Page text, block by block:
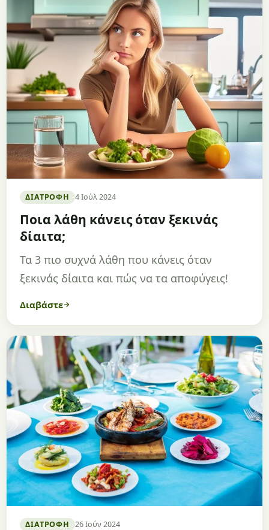
ΔΙΑΤΡΟΦΉ 4 Ιούλ 2024
Ποια λάθη κάνεις όταν ξεκινάς
δίαιτα;
Τα 3 πιο συχνά λάθη που κάνεις όταν
ξεκινάς δίαιτα και πώς να τα αποφύγεις!
Διαβάστε
ΔΙΑΤΡΟΦΉ 26 Ιούν 2024